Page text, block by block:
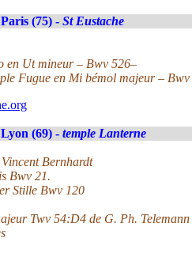
Paris (75) - St Eustache
en Ut mineur – Bwv 526–
Fugue en Mi bémol majeur – Bwv
Lyon (69) - temple Lanterne
Bernhardt
Bwv 21.
Stille Bwv 120
Twv 54:D4 de G. Ph.